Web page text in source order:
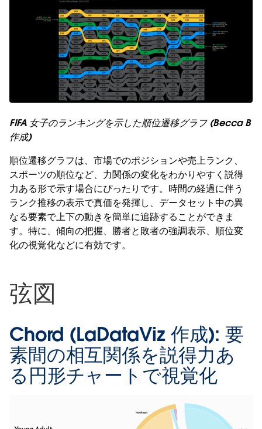
FIFA 女子のランキングを示した順位遷移グラフ (Becca B
作成)
順位遷移グラフは、市場でのポジションや売上ランク、
スポーツの順位など、力関係の変化をわかりやすく説得
力ある形で示す場合にぴったりです。時間の経過に伴う
ランク推移の表示で真価を発揮し、データセット中の異
なる要素で上下の動きを簡単に追跡することができま
す。特に、傾向の把握、勝者と敗者の強調表示、順位変
化の視覚化などに有効です。
弦図
Chord (LaDataViz 作成): 要
素間の相互関係を説得力あ
る円形チャートで視覚化